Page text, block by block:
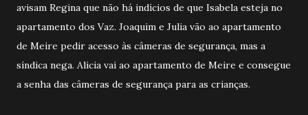
avisam Regina que não há indícios de que Isabela esteja no
apartamento dos Vaz. Joaquim e Julia vão ao apartamento
de Meire pedir acesso às câmeras de segurança, mas a
síndica nega. Alicia vai ao apartamento de Meire e consegue
a senha das câmeras de segurança para as crianças.